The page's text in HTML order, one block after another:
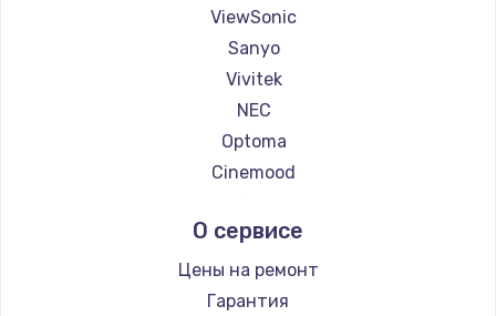
ViewSonic
Sanyo
Vivitek
NEC
Optoma
Cinemood
Barco
Xgimi
Canon
О сервисе
Цены на ремонт
Гарантия